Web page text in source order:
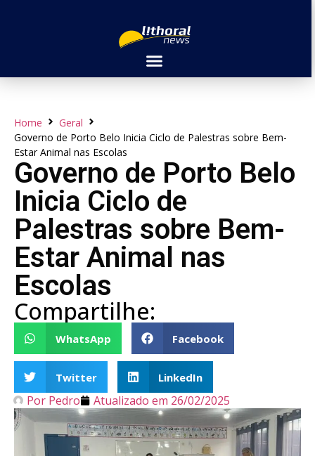
Home
Geral
Governo de Porto Belo Inicia Ciclo de Palestras sobre Bem-
Estar Animal nas Escolas
Governo de Porto Belo
Inicia Ciclo de
Palestras sobre Bem-
Estar Animal nas
Escolas
Compartilhe:
WhatsApp Facebook
Twitter LinkedIn
Por Pedro Atualizado em 26/02/2025